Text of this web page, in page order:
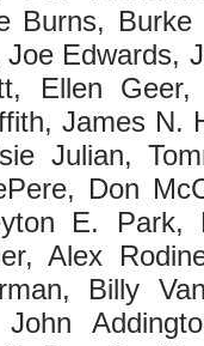
Burns,
Edwards,
Ellen
James N.
Julian,
Don
E. Park,
Alex
Billy